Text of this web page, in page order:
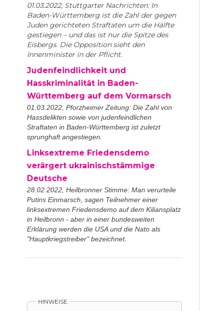
01.03.2022, Stuttgarter Nachrichten: In
Baden-Württemberg ist die Zahl der gegen
Juden gerichteten Straftaten um die Hälfte
gestiegen – und das ist nur die Spitze des
Eisbergs. Die Opposition sieht den
Innenminister in der Pflicht.
Judenfeindlichkeit und
Hasskriminalität in Baden-
Württemberg auf dem Vormarsch
01.03.2022, Pforzheimer Zeitung: Die Zahl von
Hassdelikten sowie von judenfeindlichen
Straftaten in Baden-Württemberg ist zuletzt
sprunghaft angestiegen.
Linksextreme Friedensdemo
verärgert ukrainischstämmige
Deutsche
28.02.2022, Heilbronner Stimme: Man verurteile
Putins Einmarsch, sagen Teilnehmer einer
linksextremen Friedensdemo auf dem Kiliansplatz
in Heilbronn - aber in einer bundesweiten
Erklärung werden die USA und die Nato als
"Hauptkriegstreiber" bezeichnet.
HINWEISE